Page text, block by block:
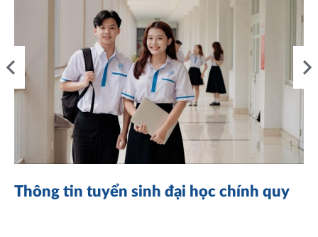
Thông tin tuyển sinh đại học chính quy